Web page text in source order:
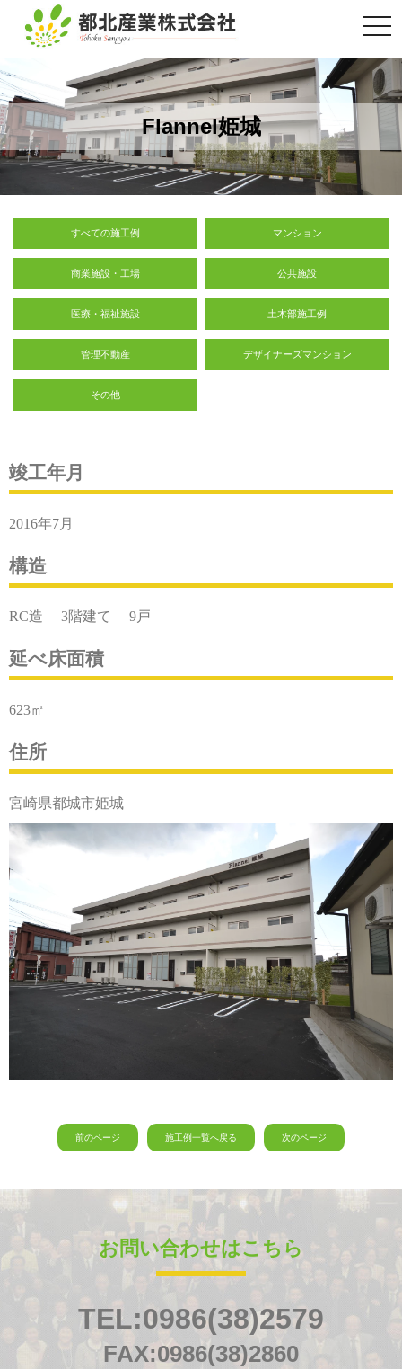
Flannel姫城
すべての施工例 マンション
商業施設・工場 公共施設
医療・福祉施設 土木部施工例
管理不動産 デザイナーズマンション
その他
竣工年月
2016年7月
構造
RC造 3階建て 9戸
延べ床面積
623㎡
住所
宮崎県都城市姫城
前のページ 施工例一覧へ戻る 次のページ
お問い合わせはこちら
TEL:0986(38)2579
FAX:0986(38)2860